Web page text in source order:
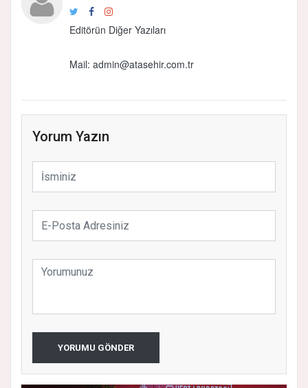
Editörün Diğer Yazıları
Mail: admin@atasehir.com.tr
Yorum Yazın
YORUMU GÖNDER